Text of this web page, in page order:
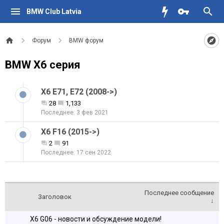
BMW Club Latvia
Форум BMW форум
BMW X6 серия
X6 E71, E72 (2008->)
28 1,133
3 фев 2021
X6 F16 (2015->)
2 91
17 сен 2022
Заголовок
Последнее сообщение
↓
X6 G06 - новости и обсуждение модели!